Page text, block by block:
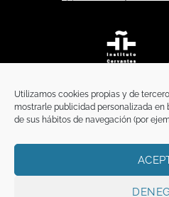
Utilizamos cookies propias y de
mostrarle publicidad personalizada en
de sus hábitos de navegación (por
TÉRMINOS Y